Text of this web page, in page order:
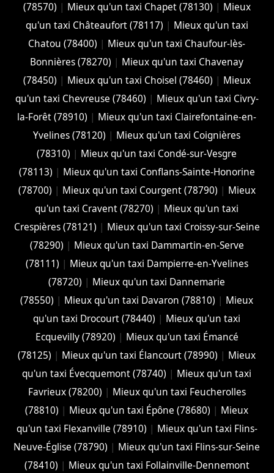
(78570) | Mieux qu'un taxi Chapet (78130) | Mieux
qu'un taxi Châteaufort (78117) | Mieux qu'un taxi
Chatou (78400) | Mieux qu'un taxi Chaufour-lès-
Bonnières (78270) | Mieux qu'un taxi Chavenay
(78450) | Mieux qu'un taxi Choisel (78460) | Mieux
qu'un taxi Chevreuse (78460) | Mieux qu'un taxi Civry-
la-Forêt (78910) | Mieux qu'un taxi Clairefontaine-en-
Yvelines (78120) | Mieux qu'un taxi Coignières
(78310) | Mieux qu'un taxi Condé-sur-Vesgre
(78113) | Mieux qu'un taxi Conflans-Sainte-Honorine
(78700) | Mieux qu'un taxi Courgent (78790) | Mieux
qu'un taxi Cravent (78270) | Mieux qu'un taxi
Crespières (78121) | Mieux qu'un taxi Croissy-sur-Seine
(78290) | Mieux qu'un taxi Dammartin-en-Serve
(78111) | Mieux qu'un taxi Dampierre-en-Yvelines
(78720) | Mieux qu'un taxi Dannemarie
(78550) | Mieux qu'un taxi Davaron (78810) | Mieux
qu'un taxi Drocourt (78440) | Mieux qu'un taxi
Ecquevilly (78920) | Mieux qu'un taxi Émancé
(78125) | Mieux qu'un taxi Élancourt (78990) | Mieux
qu'un taxi Évecquemont (78740) | Mieux qu'un taxi
Favrieux (78200) | Mieux qu'un taxi Feucherolles
(78810) | Mieux qu'un taxi Épône (78680) | Mieux
qu'un taxi Flexanville (78910) | Mieux qu'un taxi Flins-
Neuve-Église (78790) | Mieux qu'un taxi Flins-sur-Seine
(78410) | Mieux qu'un taxi Follainville-Dennemont